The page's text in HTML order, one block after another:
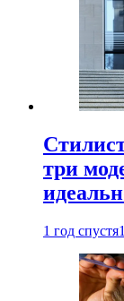
три
1 год спустя